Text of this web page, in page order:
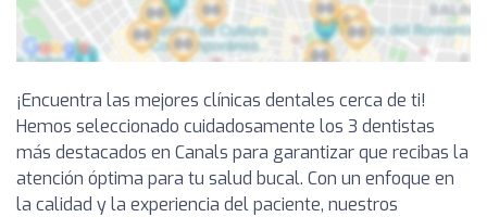
¡Encuentra las mejores clínicas dentales cerca de ti!
Hemos seleccionado cuidadosamente los 3 dentistas
más destacados en Canals para garantizar que recibas la
atención óptima para tu salud bucal. Con un enfoque en
la calidad y la experiencia del paciente, nuestros